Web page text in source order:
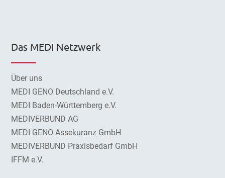
Das MEDI Netzwerk
Über uns
MEDI GENO Deutschland e.V.
MEDI Baden-Württemberg e.V.
MEDIVERBUND AG
MEDI GENO Assekuranz GmbH
MEDIVERBUND Praxisbedarf GmbH
IFFM e.V.